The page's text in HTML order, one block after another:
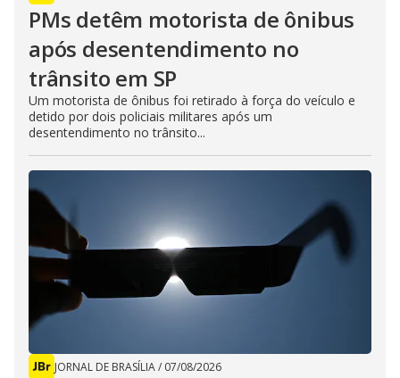
PMs detêm motorista de ônibus
após desentendimento no
trânsito em SP
Um motorista de ônibus foi retirado à força do veículo e
detido por dois policiais militares após um
desentendimento no trânsito...
JORNAL DE BRASÍLIA/ 07/08/2026